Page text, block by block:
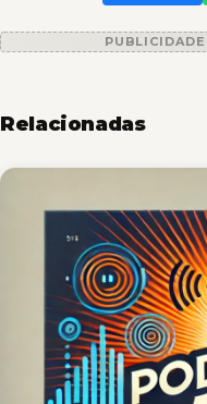
Relacionadas